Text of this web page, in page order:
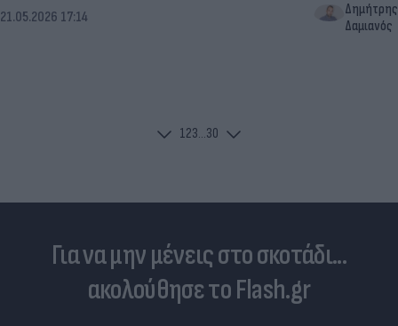
21.05.2026 17:14
Δημήτρης
Δαμιανός
123...30
Για να μην μένεις στο σκοτάδι...
ακολούθησε το Flash.gr